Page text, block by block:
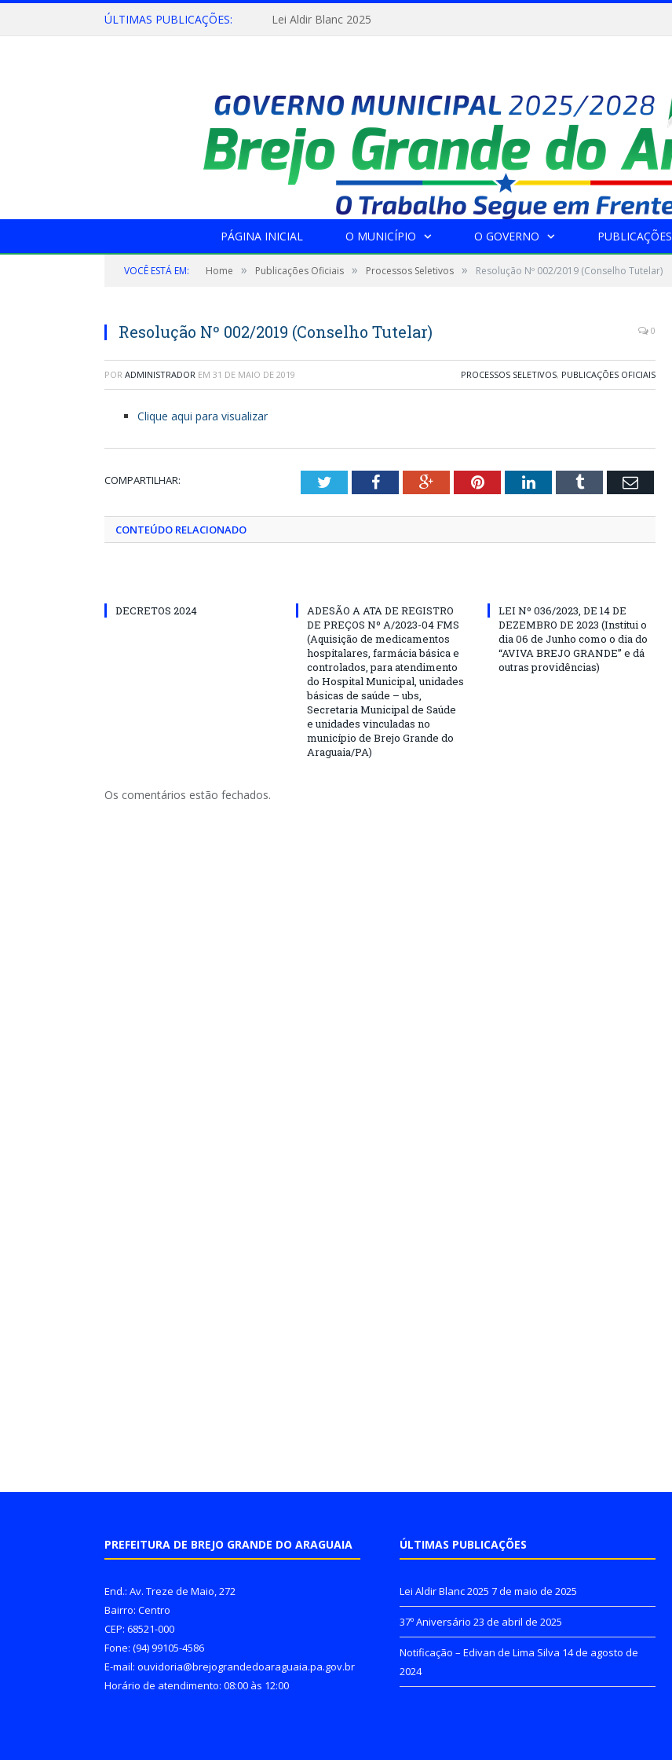
ÚLTIMAS PUBLICAÇÕES: Lei Aldir Blanc 2025
PÁGINA INICIAL O MUNICÍPIO O GOVERNO PUBLICAÇÕES
VOCÊ ESTÁ EM: Home » Publicações Oficiais » Processos Seletivos » Resolução Nº 002/2019 (Conselho Tutelar)
Resolução Nº 002/2019 (Conselho Tutelar) 0
POR ADMINISTRADOR EM 31 DE MAIO DE 2019 PROCESSOS SELETIVOS, PUBLICAÇÕES OFICIAIS
Clique aqui para visualizar
COMPARTILHAR: TwitterFacebookGoogle+PinterestLinkedInTumblr Email
CONTEÚDO RELACIONADO
DECRETOS 2024
ADESÃO A ATA DE REGISTRO
DE PREÇOS Nº A/2023-04 FMS
(Aquisição de medicamentos
hospitalares, farmácia básica e
controlados, para atendimento
do Hospital Municipal, unidades
básicas de saúde – ubs,
Secretaria Municipal de Saúde
e unidades vinculadas no
município de Brejo Grande do
Araguaia/PA)
LEI Nº 036/2023, DE 14 DE
DEZEMBRO DE 2023 (Institui o
dia 06 de Junho como o dia do
“AVIVA BREJO GRANDE” e dá
outras providências)
Os comentários estão fechados.
PREFEITURA DE BREJO GRANDE DO ARAGUAIA
End.: Av. Treze de Maio, 272
Bairro: Centro
CEP: 68521-000
Fone: (94) 99105-4586
E-mail: ouvidoria@brejograndedoaraguaia.pa.gov.br
Horário de atendimento: 08:00 às 12:00
ÚLTIMAS PUBLICAÇÕES
Lei Aldir Blanc 2025 7 de maio de 2025
37º Aniversário 23 de abril de 2025
Notificação – Edivan de Lima Silva 14 de agosto de
2024